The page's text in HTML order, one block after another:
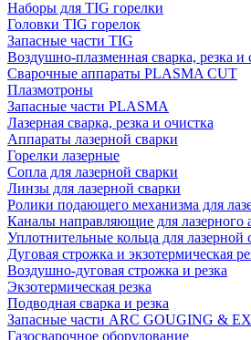
Наборы для TIG горелки
Головки TIG горелок
Запасные части TIG
Воздушно-плазменная сварка, резка и
Сварочные аппараты PLASMA CUT
Плазмотроны
Запасные части PLASMA
Лазерная сварка, резка и очистка
Аппараты лазерной сварки
Горелки лазерные
Сопла для лазерной сварки
Линзы для лазерной сварки
Ролики подающего механизма для
Каналы направляющие для лазерного
Уплотнительные кольца для лазерной
Дуговая строжка и экзотермическая
Воздушно-дуговая строжка и резка
Экзотермическая резка
Подводная сварка и резка
Запасные части ARC GOUGING &
Газосварочное оборудование